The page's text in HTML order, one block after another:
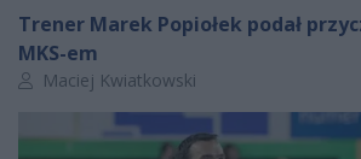
Trener Marek Popiołek podał
MKS-em
Autor artykułu:
Maciej Kwiatkowski